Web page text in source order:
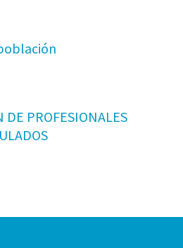
DE PROFESIONALES